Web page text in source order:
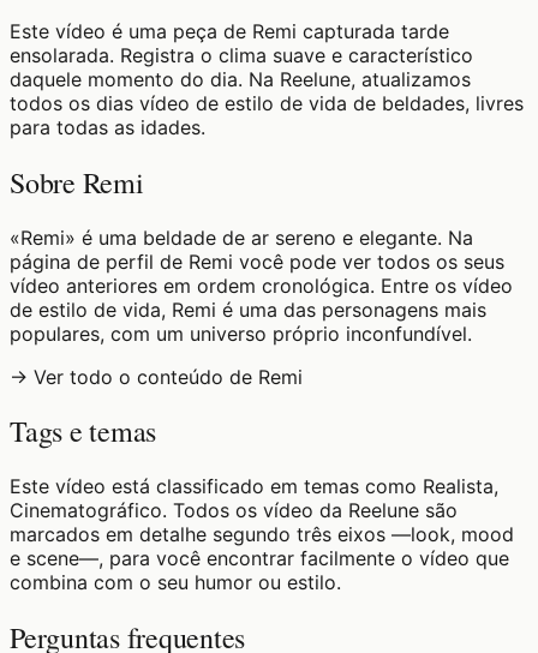
Este vídeo é uma peça de Remi capturada tarde
ensolarada. Registra o clima suave e característico
daquele momento do dia. Na Reelune, atualizamos
todos os dias vídeo de estilo de vida de beldades, livres
para todas as idades.
Sobre Remi
«Remi» é uma beldade de ar sereno e elegante. Na
página de perfil de Remi você pode ver todos os seus
vídeo anteriores em ordem cronológica. Entre os vídeo
de estilo de vida, Remi é uma das personagens mais
populares, com um universo próprio inconfundível.
→ Ver todo o conteúdo de Remi
Tags e temas
Este vídeo está classificado em temas como Realista,
Cinematográfico. Todos os vídeo da Reelune são
marcados em detalhe segundo três eixos —look, mood
e scene—, para você encontrar facilmente o vídeo que
combina com o seu humor ou estilo.
Perguntas frequentes